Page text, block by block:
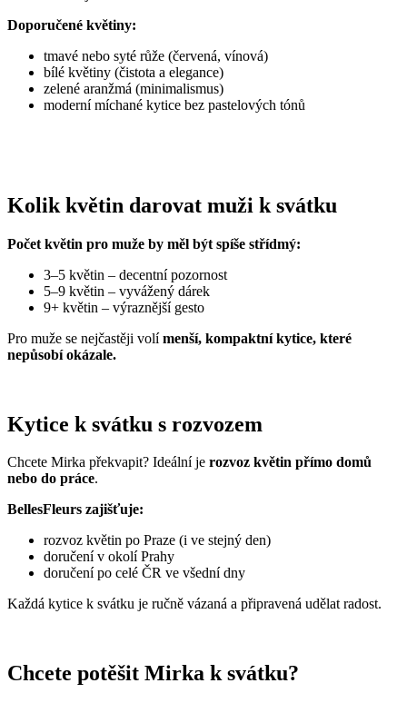
Doporučené květiny:
tmavé nebo syté růže (červená, vínová)
bílé květiny (čistota a elegance)
zelené aranžmá (minimalismus)
moderní míchané kytice bez pastelových tónů
Kolik květin darovat muži k svátku
Počet květin pro muže by měl být spíše střídmý:
3–5 květin – decentní pozornost
5–9 květin – vyvážený dárek
9+ květin – výraznější gesto
Pro muže se nejčastěji volímenší, kompaktní kytice, které
nepůsobí okázale.
Kytice k svátku s rozvozem
Chcete Mirka překvapit? Ideální je rozvoz květin přímo domů
nebo do práce.
BellesFleurs zajišťuje:
rozvoz květin po Praze (i ve stejný den)
doručení v okolí Prahy
doručení po celé ČR ve všední dny
Každá kytice k svátku je ručně vázaná a připravená udělat radost.
Chcete potěšit Mirka k svátku?